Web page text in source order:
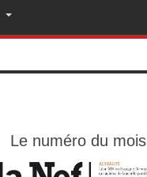
Le numéro du mois